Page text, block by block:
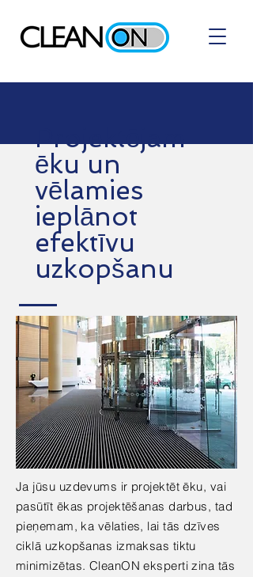
Ja jūsu uzdevums ir projektēt ēku, vai
pasūtīt ēkas projektēšanas darbus, tad
pieņemam, ka vēlaties, lai tās dzīves
ciklā uzkopšanas izmaksas tiktu
minimizētas. CleanON eksperti zina tās
Projektējam
ēku un
vēlamies
ieplānot
efektīvu
uzkopšanu